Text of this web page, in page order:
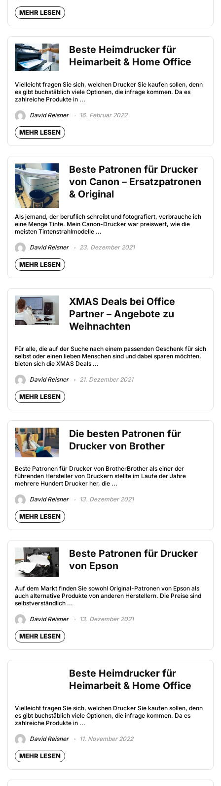
MEHR LESEN
Beste Heimdrucker für
Heimarbeit & Home Office
Vielleicht fragen Sie sich, welchen Drucker Sie kaufen sollen, denn
es gibt buchstäblich viele Optionen, die infrage kommen. Da es
zahlreiche Produkte in ...
David Reisner 16. Februar 2022
MEHR LESEN
Beste Patronen für Drucker
von Canon – Ersatzpatronen
& Original
Als jemand, der beruflich schreibt und fotografiert, verbrauche ich
eine Menge Tinte. Mein Canon-Drucker war preiswert, wie die
meisten Tintenstrahlmodelle ...
David Reisner 23. Dezember 2021
MEHR LESEN
XMAS Deals bei Office
Partner – Angebote zu
Weihnachten
Für alle, die auf der Suche nach einem passenden Geschenk für sich
selbst oder einen lieben Menschen sind und dabei sparen möchten,
bieten sich die XMAS Deals ...
David Reisner 21. Dezember 2021
MEHR LESEN
Die besten Patronen für
Drucker von Brother
Beste Patronen für Drucker von BrotherBrother als einer der
führenden Hersteller von Druckern stellte im Laufe der Jahre
mehrere Hundert Drucker her, die ...
David Reisner 13. Dezember 2021
MEHR LESEN
Beste Patronen für Drucker
von Epson
Auf dem Markt finden Sie sowohl Original-Patronen von Epson als
auch alternative Produkte von anderen Herstellern. Die Preise sind
selbstverständlich ...
David Reisner 13. Dezember 2021
MEHR LESEN
Beste Heimdrucker für
Heimarbeit & Home Office
Vielleicht fragen Sie sich, welchen Drucker Sie kaufen sollen, denn
es gibt buchstäblich viele Optionen, die infrage kommen. Da es
zahlreiche Produkte in ...
David Reisner 11. November 2022
MEHR LESEN